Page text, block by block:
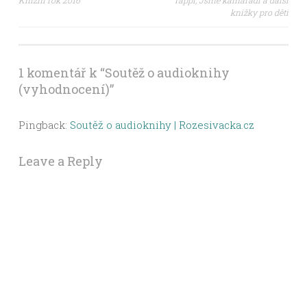
knížky pro děti
1 komentář k “Soutěž o audioknihy
(vyhodnocení)”
Pingback: Soutěž o audioknihy | Rozesivacka.cz
Leave a Reply